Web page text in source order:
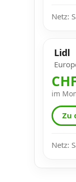
Netz:
Lidl
im
Zu
Netz: